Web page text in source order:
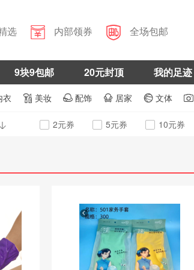
选  内部领券  全场包邮
9块9包邮 20元封顶 我的足迹
衣  美妆  配饰  居家  文体 
2元券 5元券 10元券